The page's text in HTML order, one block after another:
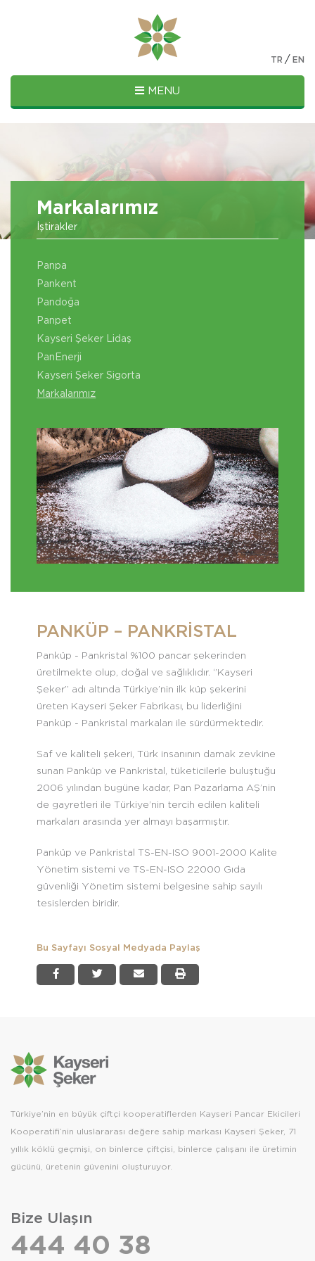
MENU
TR / EN
Markalarımız
İştirakler
Panpa
Pankent
Pandoğa
Panpet
Kayseri Şeker Lidaş
PanEnerji
Kayseri Şeker Sigorta
Markalarımız
PANKÜP – PANKRİSTAL
Panküp - Pankristal %100 pancar şekerinden
üretilmekte olup, doğal ve sağlıklıdır. ‘’Kayseri
Şeker’’ adı altında Türkiye’nin ilk küp şekerini
üreten Kayseri Şeker Fabrikası, bu liderliğini
Panküp - Pankristal markaları ile sürdürmektedir.
Saf ve kaliteli şekeri, Türk insanının damak zevkine
sunan Panküp ve Pankristal, tüketicilerle buluştuğu
2006 yılından bugüne kadar, Pan Pazarlama AŞ’nin
de gayretleri ile Türkiye’nin tercih edilen kaliteli
markaları arasında yer almayı başarmıştır.
Panküp ve Pankristal TS-EN-ISO 9001-2000 Kalite
Yönetim sistemi ve TS-EN-ISO 22000 Gıda
güvenliği Yönetim sistemi belgesine sahip sayılı
tesislerden biridir.
Bu Sayfayı Sosyal Medyada Paylaş
Türkiye’nin en büyük çiftçi kooperatiflerden Kayseri Pancar Ekicileri
Kooperatifi’nin uluslararası değere sahip markası Kayseri Şeker, 71
yıllık köklü geçmişi, on binlerce çiftçisi, binlerce çalışanı ile üretimin
gücünü, üretenin güvenini oluşturuyor.
Bize Ulaşın
444 40 38